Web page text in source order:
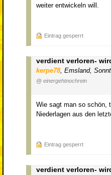
weiter entwickeln will.
Eintrag gesperrt
verdient verloren-
kerpe78, Emsland,
@ einergehtnochrein
Wie sagt man so schön,
Niederlagen aus den
Eintrag gesperrt
verdient verloren-